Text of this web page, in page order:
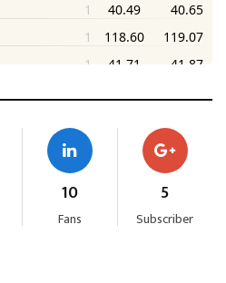
10
Fans
5
Subscriber